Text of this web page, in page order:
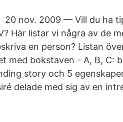
20 nov. 2009 — Vill du ha
Här listar vi några av de
en person? Listan
med bokstaven - A, B, C:
story och 5
delade med sig av en